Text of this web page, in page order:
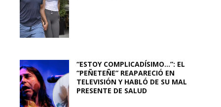
“ESTOY COMPLICADÍSIMO…”: EL
“PEÑETEÑE” REAPARECIÓ EN
TELEVISIÓN Y HABLÓ DE SU MAL
PRESENTE DE SALUD